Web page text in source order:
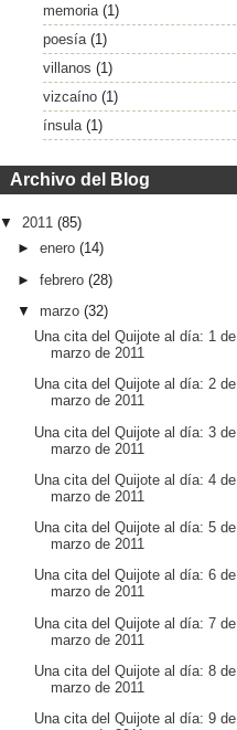
memoria (1)
poesía (1)
villanos (1)
vizcaíno (1)
ínsula (1)
Archivo del Blog
▼ 2011 (85)
► enero (14)
► febrero (28)
▼ marzo (32)
Una cita del Quijote al día: 1 de
marzo de 2011
Una cita del Quijote al día: 2 de
marzo de 2011
Una cita del Quijote al día: 3 de
marzo de 2011
Una cita del Quijote al día: 4 de
marzo de 2011
Una cita del Quijote al día: 5 de
marzo de 2011
Una cita del Quijote al día: 6 de
marzo de 2011
Una cita del Quijote al día: 7 de
marzo de 2011
Una cita del Quijote al día: 8 de
marzo de 2011
Una cita del Quijote al día: 9 de